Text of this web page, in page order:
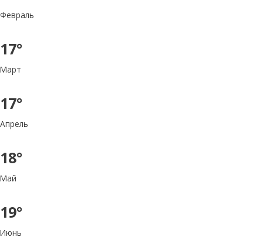
Февраль
17°
Март
17°
Апрель
18°
Май
19°
Июнь